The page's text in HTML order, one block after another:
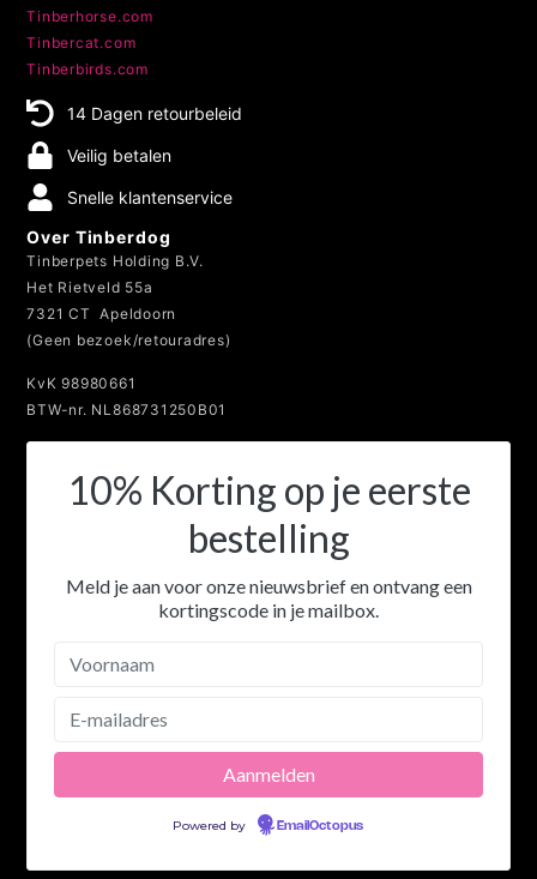
Tinberhorse.com
Tinbercat.com
Tinberbirds.com
14 Dagen retourbeleid
Veilig betalen
Snelle klantenservice
Over Tinberdog
Tinberpets Holding B.V.
Het Rietveld 55a
7321 CT Apeldoorn
(Geen bezoek/retouradres)
KvK 98980661
BTW-nr. NL868731250B01
10% Korting op je eerste
bestelling
Meld je aan voor onze nieuwsbrief en ontvang een
kortingscode in je mailbox.
Powered by EmailOctopus